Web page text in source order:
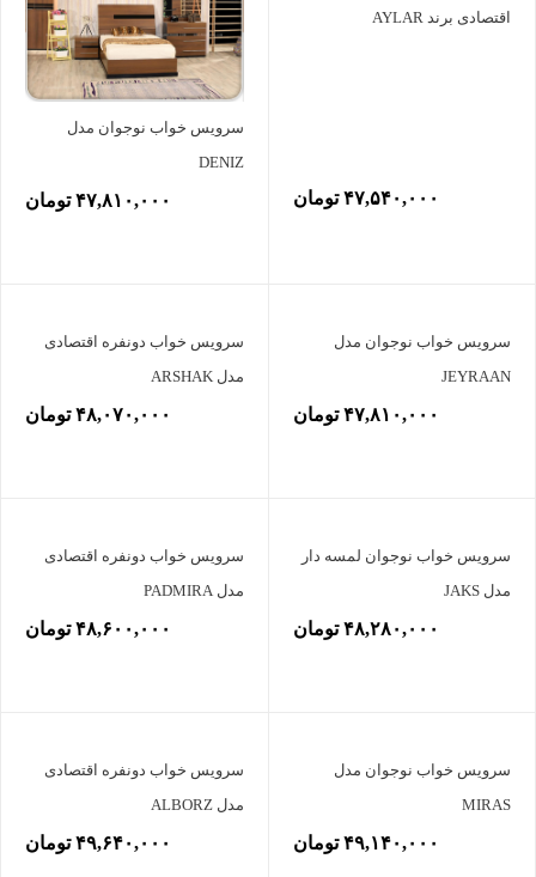
اقتصادی برند AYLAR
۴۷,۵۴۰,۰۰۰ تومان
سرویس خواب نوجوان مدل
DENIZ
۴۷,۸۱۰,۰۰۰ تومان
سرویس خواب نوجوان مدل
JEYRAAN
۴۷,۸۱۰,۰۰۰ تومان
سرویس خواب دونفره اقتصادی
مدل ARSHAK
۴۸,۰۷۰,۰۰۰ تومان
سرویس خواب نوجوان لمسه دار
مدل JAKS
۴۸,۲۸۰,۰۰۰ تومان
سرویس خواب دونفره اقتصادی
مدل PADMIRA
۴۸,۶۰۰,۰۰۰ تومان
سرویس خواب نوجوان مدل
MIRAS
۴۹,۱۴۰,۰۰۰ تومان
سرویس خواب دونفره اقتصادی
مدل ALBORZ
۴۹,۶۴۰,۰۰۰ تومان